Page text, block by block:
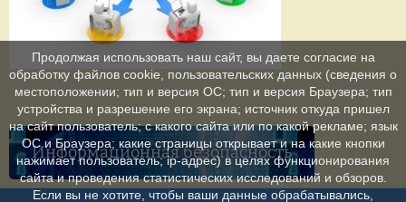
Информационная безопасность
Продолжая использовать наш сайт, вы даете согласие на
обработку файлов cookie, пользовательских данных (сведения о
местоположении; тип и версия ОС; тип и версия Браузера; тип
устройства и разрешение его экрана; источник откуда пришел
на сайт пользователь; с какого сайта или по какой рекламе; язык
ОС и Браузера; какие страницы открывает и на какие кнопки
нажимает пользователь; ip-адрес) в целях функционирования
сайта и проведения статистических исследований и обзоров.
Если вы не хотите, чтобы ваши данные обрабатывались,